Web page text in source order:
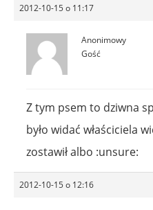
2012-10-15 o 11:17
Anonimowy
Gość
Z tym psem to dziwna
było widać właściciela
zostawił albo :unsure:
2012-10-15 o 12:16